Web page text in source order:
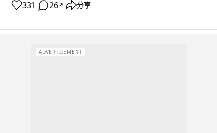
331 26 ↗ 分享
ADVERTISEMENT